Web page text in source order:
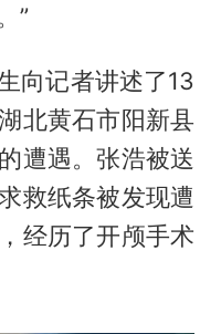
”
向记者讲述了13
北黄石市阳新县
遭遇。张浩被送
救纸条被发现遭
经历了开颅手术